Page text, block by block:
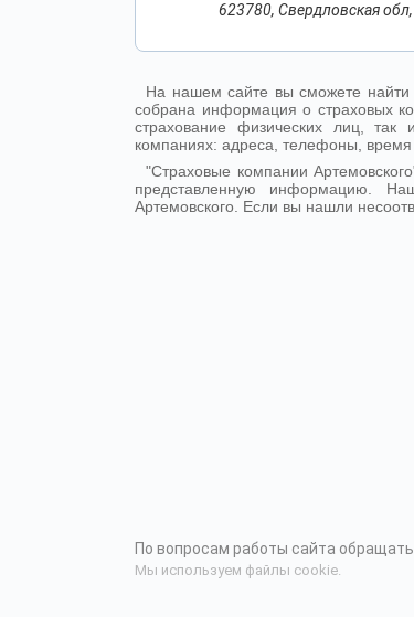
623780, Свердловская
На нашем сайте вы сможете
собрана информация о страховых
страхование физических лиц,
компаниях: адреса, телефоны, время
"Страховые компании
представленную информацию.
Артемовского. Если вы нашли
По вопросам работы сайта
Мы используем файлы cookie.